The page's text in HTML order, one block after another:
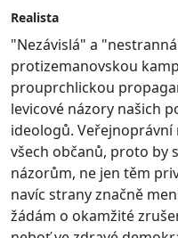
Realista
"Nezávislá" a
protizemanovskou
prouprchlickou
levicové názory našich
ideologů. Veřejnoprávní
všech občanů, proto by
názorům, ne jen těm
navíc strany značně
žádám o okamžité